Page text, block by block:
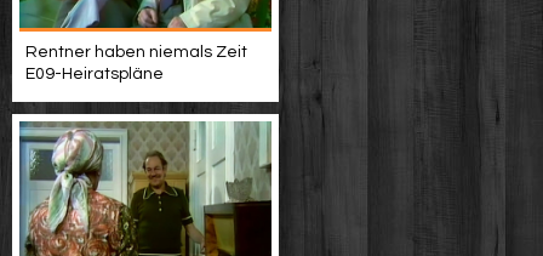
Rentner haben niemals Zeit
E09-Heiratspläne